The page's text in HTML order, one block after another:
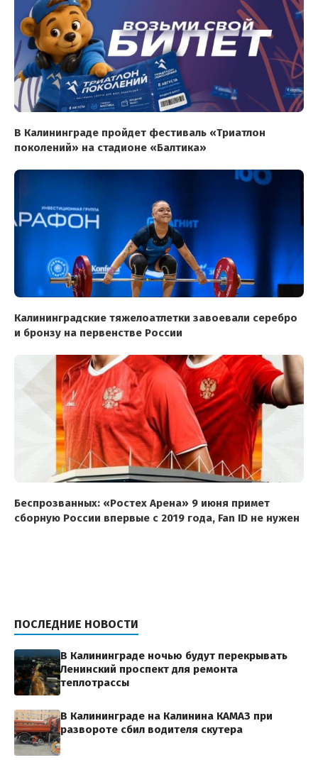
В Калининграде пройдет фестиваль «Триатлон
поколений» на стадионе «Балтика»
Калининградские тяжелоатлетки завоевали серебро
и бронзу на первенстве России
Беспрозванных: «Ростех Арена» 9 июня примет
сборную России впервые с 2019 года, Fan ID не нужен
ПОСЛЕДНИЕ НОВОСТИ
В Калининграде ночью будут перекрывать
Ленинский проспект для ремонта
теплотрассы
В Калининграде на Калинина КАМАЗ при
развороте сбил водителя скутера